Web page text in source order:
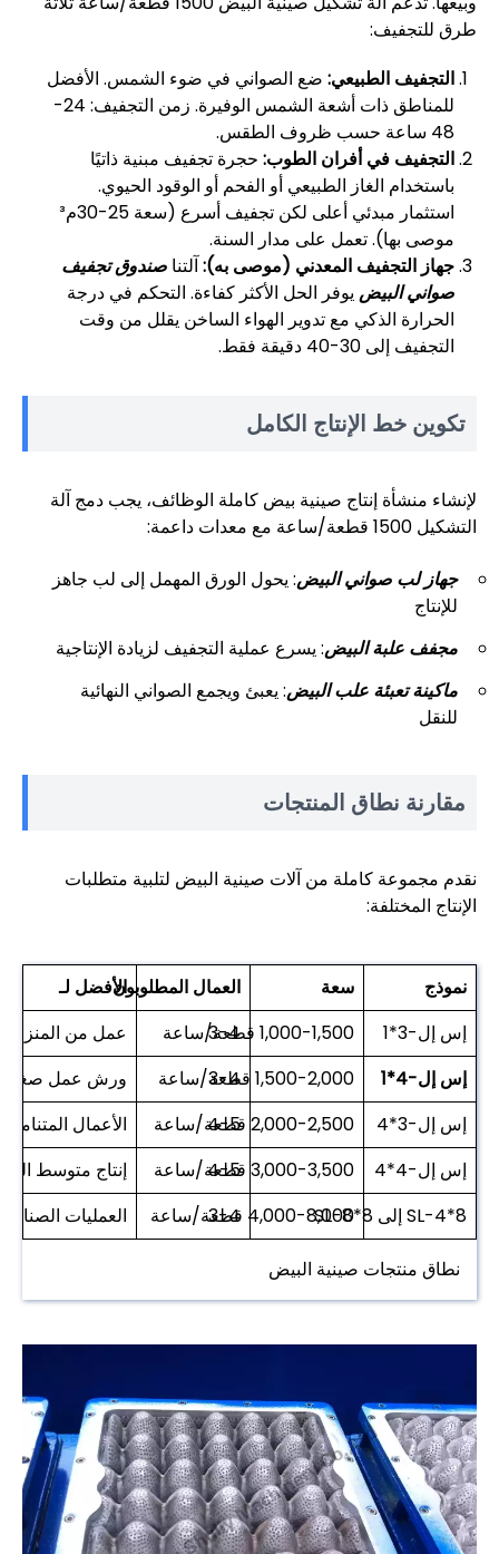
طرق للتجفيف:
التجفيف الطبيعي: ضع الصواني في ضوء الشمس. الأفضل
للمناطق ذات أشعة الشمس الوفيرة. زمن التجفيف: 24-
48 ساعة حسب ظروف الطقس.
التجفيف في أفران الطوب: حجرة تجفيف مبنية ذاتيًا
باستخدام الغاز الطبيعي أو الفحم أو الوقود الحيوي.
استثمار مبدئي أعلى لكن تجفيف أسرع (سعة 25-30م³
موصى بها). تعمل على مدار السنة.
جهاز التجفيف المعدني (موصى به):آلتنا صندوق تجفيف
صواني البيضيوفر الحل الأكثر كفاءة. التحكم في درجة
الحرارة الذكي مع تدوير الهواء الساخن يقلل من وقت
التجفيف إلى 30-40 دقيقة فقط.
تكوين خط الإنتاج الكامل
لإنشاء منشأة إنتاج صينية بيض كاملة الوظائف، يجب دمج آلة
التشكيل 1500 قطعة/ساعة مع معدات داعمة:
جهاز لب صواني البيض: يحول الورق المهمل إلى لب جاهز
للإنتاج
مجفف علبة البيض: يسرع عملية التجفيف لزيادة الإنتاجية
ماكينة تعبئة علب البيض: يعبئ ويجمع الصواني النهائية
للنقل
مقارنة نطاق المنتجات
نقدم مجموعة كاملة من آلات صينية البيض لتلبية متطلبات
الإنتاج المختلفة:
نموذج سعة العمال المطلوبونالأفضل لـ
إس إل-3*1
1,000-1,500 قطعة/ساعة 3-4
عمل من المنزل
إس إل-4*1
1,500-2,000 قطعة/ساعة 3-4
ورش عمل صغيرة
إس إل-3*4
2,000-2,500 قطعة/ساعة 4-5
الأعمال المتنامية
إس إل-4*4
3,000-3,500 قطعة/ساعة 4-5
إنتاج متوسط
SL-4*8 إلى SL-8*8
4,000-8,000 قطعة/ساعة 3-4 العمليات
نطاق منتجات صينية البيض